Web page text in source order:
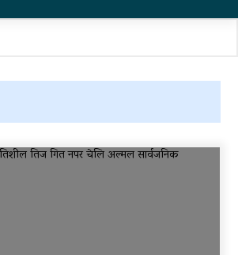
पहिरो र बाढीका कारण देशका विभिन्न
पुन: एमाले-नेकपा सहकार्यमा, प्रदेशको
भागबण्डा यस्तो छ…